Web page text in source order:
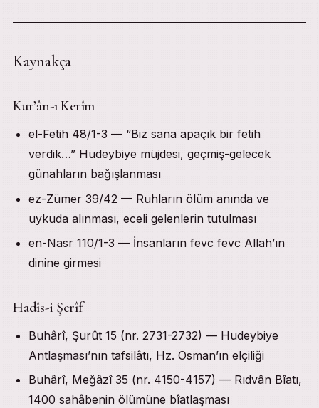
Kaynakça
Kur’ân-ı Kerîm
el-Fetih 48/1-3 — “Biz sana apaçık bir fetih
verdik…” Hudeybiye müjdesi, geçmiş-gelecek
günahların bağışlanması
ez-Zümer 39/42 — Ruhların ölüm anında ve
uykuda alınması, eceli gelenlerin tutulması
en-Nasr 110/1-3 — İnsanların fevc fevc Allah’ın
dinine girmesi
Hadîs-i Şerîf
Buhârî, Şurût 15 (nr. 2731-2732) — Hudeybiye
Antlaşması’nın tafsilâtı, Hz. Osman’ın elçiliği
Buhârî, Meğâzî 35 (nr. 4150-4157) — Rıdvân Bîatı,
1400 sahâbenin ölümüne bîatlaşması